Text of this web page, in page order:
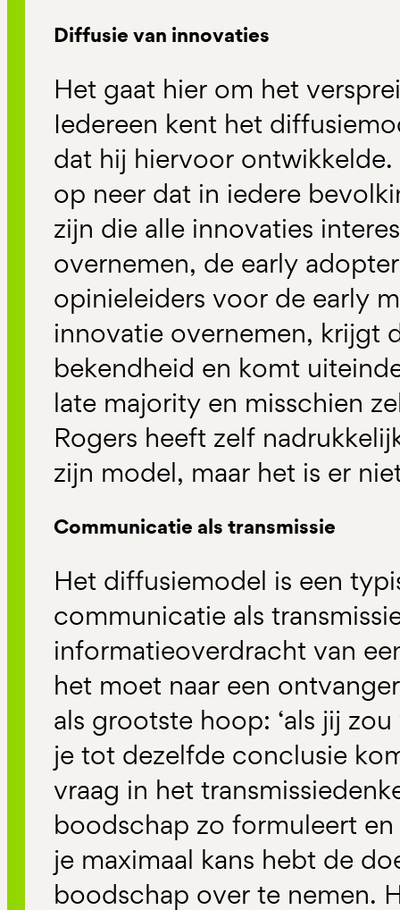
Diffusie van innovaties
Het gaat hier om het
Iedereen kent het
dat hij hiervoor
op neer dat in iedere
zijn die alle innovaties
overnemen, de early
opinieleiders voor de early
innovatie overnemen, krijgt
bekendheid en komt
late majority en misschien
Rogers heeft zelf
zijn model, maar het is er
Communicatie als transmissie
Het diffusiemodel is een
communicatie als
informatieoverdracht van
het moet naar een
als grootste hoop: ‘als jij
je tot dezelfde conclusie
vraag in het
boodschap zo formuleert
je maximaal kans hebt de
boodschap over te nemen.